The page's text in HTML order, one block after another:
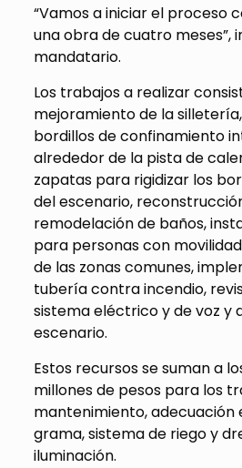
“Vamos a iniciar el proceso
una obra de cuatro meses”,
mandatario.
Los trabajos a realizar
mejoramiento de la
bordillos de confinamiento
alrededor de la pista de
zapatas para rigidizar los
del escenario,
remodelación de baños,
para personas con
de las zonas comunes,
tubería contra incendio,
sistema eléctrico y de voz y
escenario.
Estos recursos se suman a
millones de pesos para los
mantenimiento, adecuación
grama, sistema de riego y
iluminación.